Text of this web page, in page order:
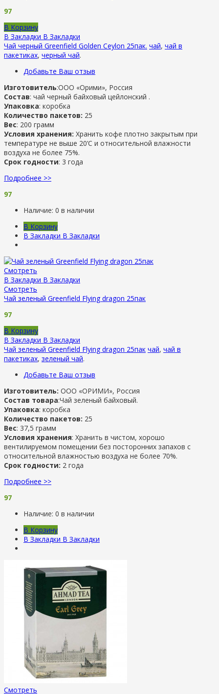
97
В Корзину
В Закладки В Закладки
Чай черный Greenfield Golden Ceylon 25пак. чай, чай в
пакетиках, черный чай.
Добавьте Ваш отзыв
Изготовитель:ООО «Орими», Россия
Состав: чай черный байховый цейлонский .
Упаковка: коробка
Количество пакетов: 25
Вес: 200 грамм
Условия хранения: Хранить кофе плотно закрытым при
температуре не выше 20’C и относительной влажности
воздуха не более 75%.
Срок годности: 3 года
Подробнее >>
97
Наличие: 0 в наличии
В Корзину
В Закладки В Закладки
Смотреть
В Закладки В Закладки
Смотреть
Чай зеленый Greenfield Flying dragon 25пак
97
В Корзину
В Закладки В Закладки
Чай зеленый Greenfield Flying dragon 25пак чай, чай в
пакетиках, зеленый чай.
Добавьте Ваш отзыв
Изготовитель: ООО «ОРИМИ», Россия
Состав товара:Чай зеленый байховый.
Упаковка: коробка
Количество пакетов: 25
Вес: 37,5 грамм
Условия хранения: Хранить в чистом, хорошо
вентилируемом помещении без посторонних запахов с
относительной влажностью воздуха не более 70%.
Срок годности: 2 года
Подробнее >>
97
Наличие: 0 в наличии
В Корзину
В Закладки В Закладки
Смотреть